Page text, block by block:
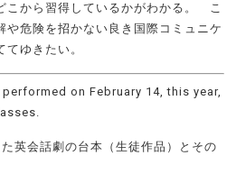
こから習得しているかがわかる。 こ
や危険を招かない良き国際コミュニケ
ゆきたい。
on February 14, this year,
英会話劇の台本（生徒作品）とその